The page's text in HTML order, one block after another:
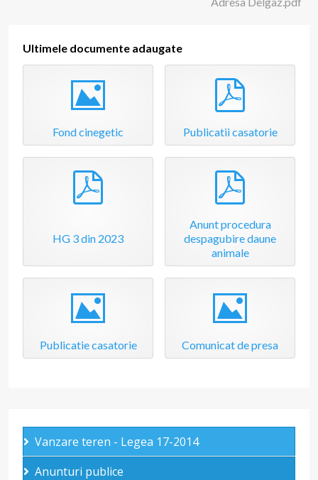
Ultimele documente adaugate
Fond cinegetic Publicatii casatorie
HG 3 din 2023
Anunt procedura
despagubire daune
animale
Publicatie casatorie Comunicat de presa
Vanzare teren - Legea 17-2014
Anunturi publice